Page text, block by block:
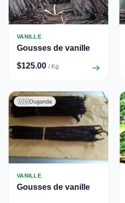
VANILLE
Gousses de vanille
$125.00 / Kg
🇺🇬Ouganda
VANILLE
Gousses de vanille